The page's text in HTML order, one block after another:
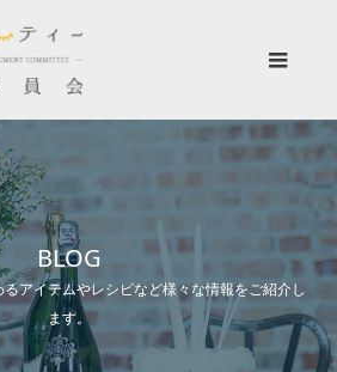
BLOG
アイテムやレシピなど様々な情報をご紹介し
ます。